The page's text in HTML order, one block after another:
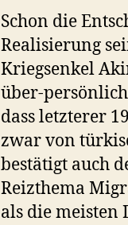
Schon die
Realisierung
Kriegsenkel
über-
dass letzterer
zwar von
bestätigt auch
Reizthema
als die meisten